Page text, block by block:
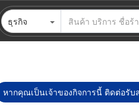
ธุรกิจ
หากคุณเป็นเจ้าของกิจการนี้ ติดต่อรับ